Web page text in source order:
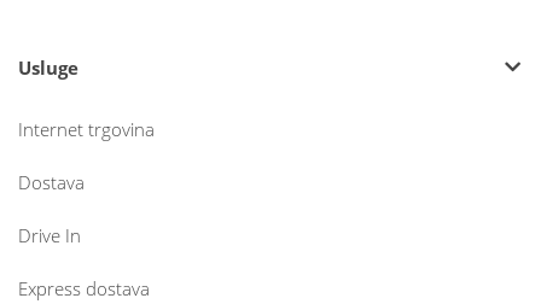
Usluge
Internet trgovina
Dostava
Drive In
Express dostava